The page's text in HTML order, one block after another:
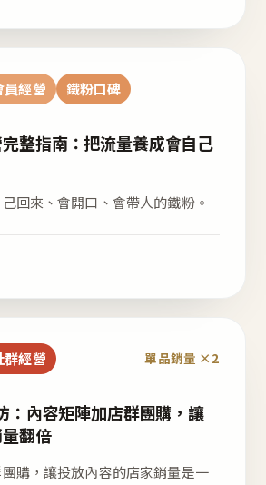
員經營 鐵粉口碑
整指南：把流量養成會自己
回來、會開口、會帶人的鐵粉。
群經營 單品銷量 ×2
：內容矩陣加店群團購，讓
翻倍
購，讓投放內容的店家銷量是一